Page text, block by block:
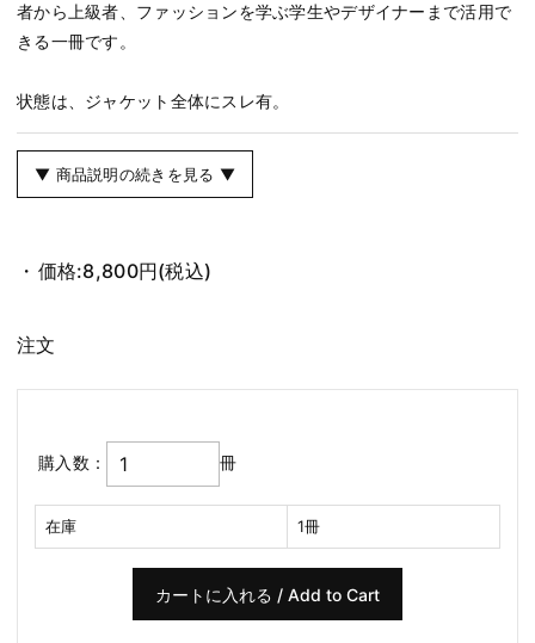
者から上級者、ファッションを学ぶ学生やデザイナーまで活用で
きる一冊です。
状態は、ジャケット全体にスレ有。
▼ 商品説明の続きを見る ▼
価格:8,800円(税込)
注文
購入数： 冊
在庫 1冊